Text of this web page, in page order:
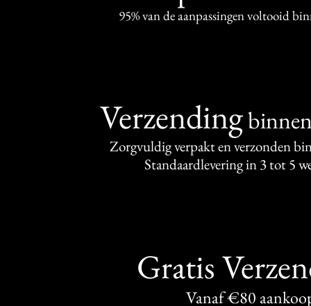
95% van de aanpassingen voltooid
Verzending
Zorgvuldig verpakt en verzonden
Standaardlevering in 3 tot 5
Gratis
Vanaf €80